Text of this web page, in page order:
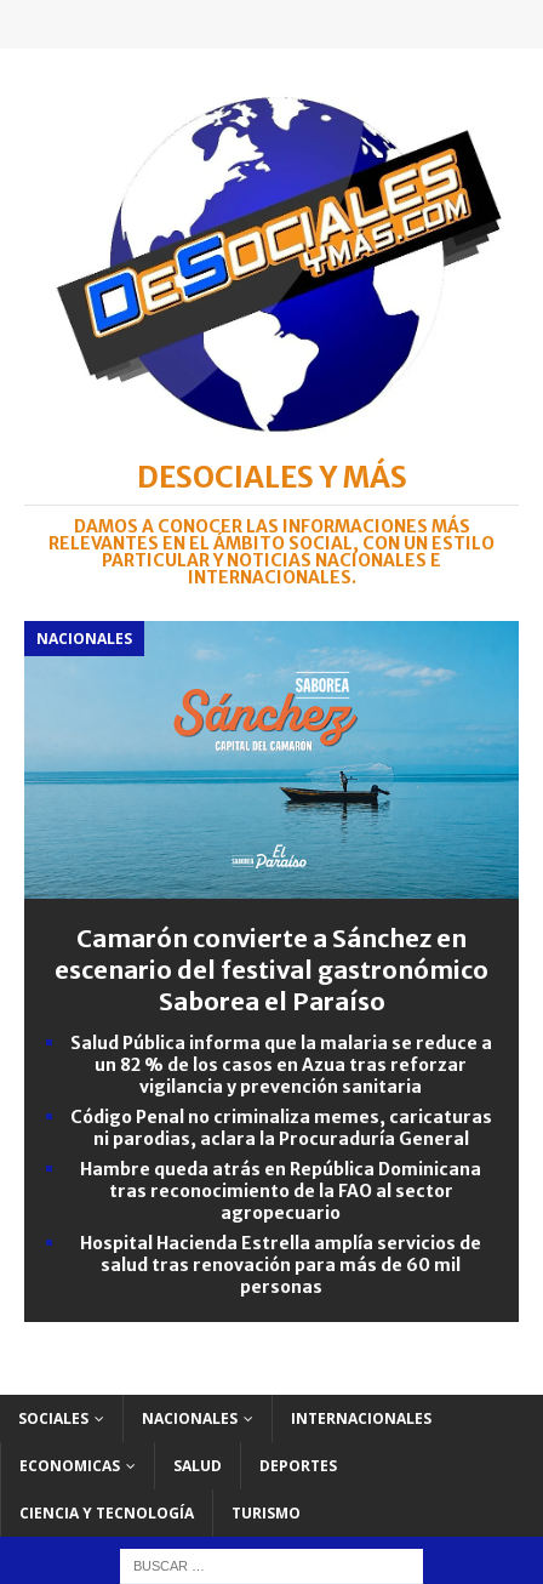
DESOCIALES Y MÁS
DAMOS A CONOCER LAS INFORMACIONES MÁS
RELEVANTES EN EL ÁMBITO SOCIAL, CON UN ESTILO
PARTICULAR Y NOTICIAS NACIONALES E
INTERNACIONALES.
NACIONALES
Camarón convierte a Sánchez en
escenario del festival gastronómico
Saborea el Paraíso
Salud Pública informa que la malaria se reduce a
un 82 % de los casos en Azua tras reforzar
vigilancia y prevención sanitaria
Código Penal no criminaliza memes, caricaturas
ni parodias, aclara la Procuraduría General
Hambre queda atrás en República Dominicana
tras reconocimiento de la FAO al sector
agropecuario
Hospital Hacienda Estrella amplía servicios de
salud tras renovación para más de 60 mil
personas
SOCIALES NACIONALES INTERNACIONALES
ECONOMICAS SALUD DEPORTES
CIENCIA Y TECNOLOGÍA TURISMO